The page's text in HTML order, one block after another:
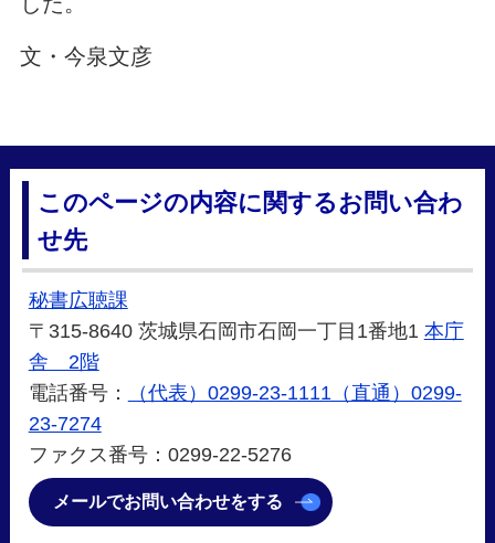
文・今泉文彦
このページの内容に関するお問い合わ
せ先
秘書広聴課
〒315-8640 茨城県石岡市石岡一丁目1番地1 本庁
舎 2階
電話番号：
（代表）0299-23-1111（直通）0299-
23-7274
ファクス番号：0299-22-5276
メールでお問い合わせをする